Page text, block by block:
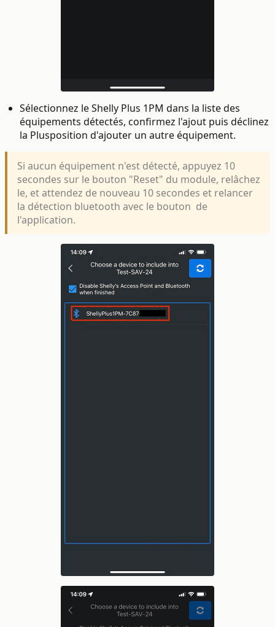
Sélectionnez le Shelly Plus 1PM dans la liste des
équipements détectés, confirmez l'ajout puis déclinez
la Plusposition d'ajouter un autre équipement.
Si aucun équipement n'est détecté, appuyez 10
secondes sur le bouton "Reset" du module, relâchez
le, et attendez de nouveau 10 secondes et relancer
la détection bluetooth avec le bouton de
l'application.